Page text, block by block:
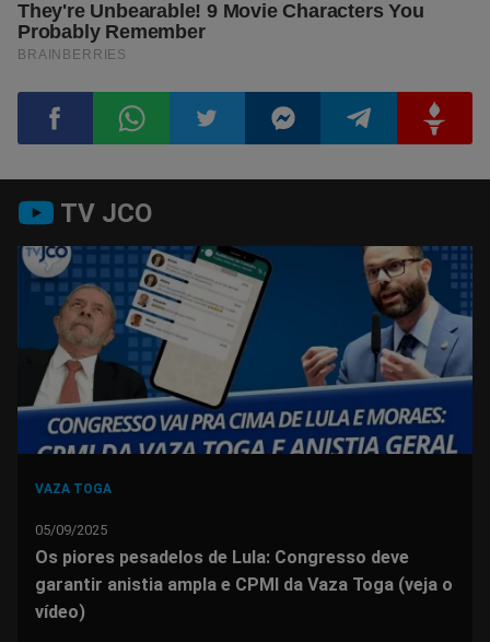
no
Facebook
no
Whatsapp
no
Twitter
no
Messenger
no
Telegram
no
Gettr
TV JCO
VAZA TOGA
05/09/2025
Os piores pesadelos de Lula: Congresso deve
garantir anistia ampla e CPMI da Vaza Toga (veja o
vídeo)